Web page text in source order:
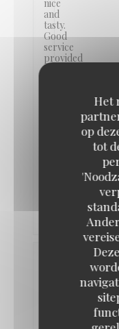
Het
op
tot
nice
and
tasty.
Good
service
provided
and
prepared.